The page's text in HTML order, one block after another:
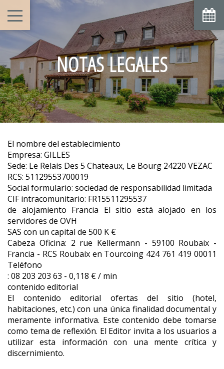
NOTAS LEGALES
El nombre del establecimiento
Empresa: GILLES
Sede: Le Relais Des 5 Chateaux, Le Bourg 24220 VEZAC
RCS: 51129553700019
Social formulario: sociedad de responsabilidad limitada
CIF intracomunitario: FR15511295537
de alojamiento Francia El sitio está alojado en los
servidores de OVH
SAS con un capital de 500 K €
Cabeza Oficina: 2 rue Kellermann - 59100 Roubaix -
Francia - RCS Roubaix en Tourcoing 424 761 419 00011
Teléfono
: 08 203 203 63 - 0,118 € / min
contenido editorial
El contenido editorial ofertas del sitio (hotel,
habitaciones, etc.) con una única finalidad documental y
meramente informativa. Este contenido debe tomarse
como tema de reflexión. El Editor invita a los usuarios a
utilizar esta información con una mente crítica y
discernimiento.